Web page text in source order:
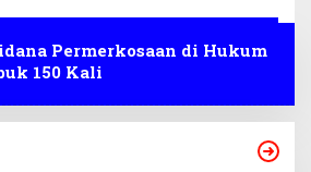
Permerkosaan di Hukum
150 Kali